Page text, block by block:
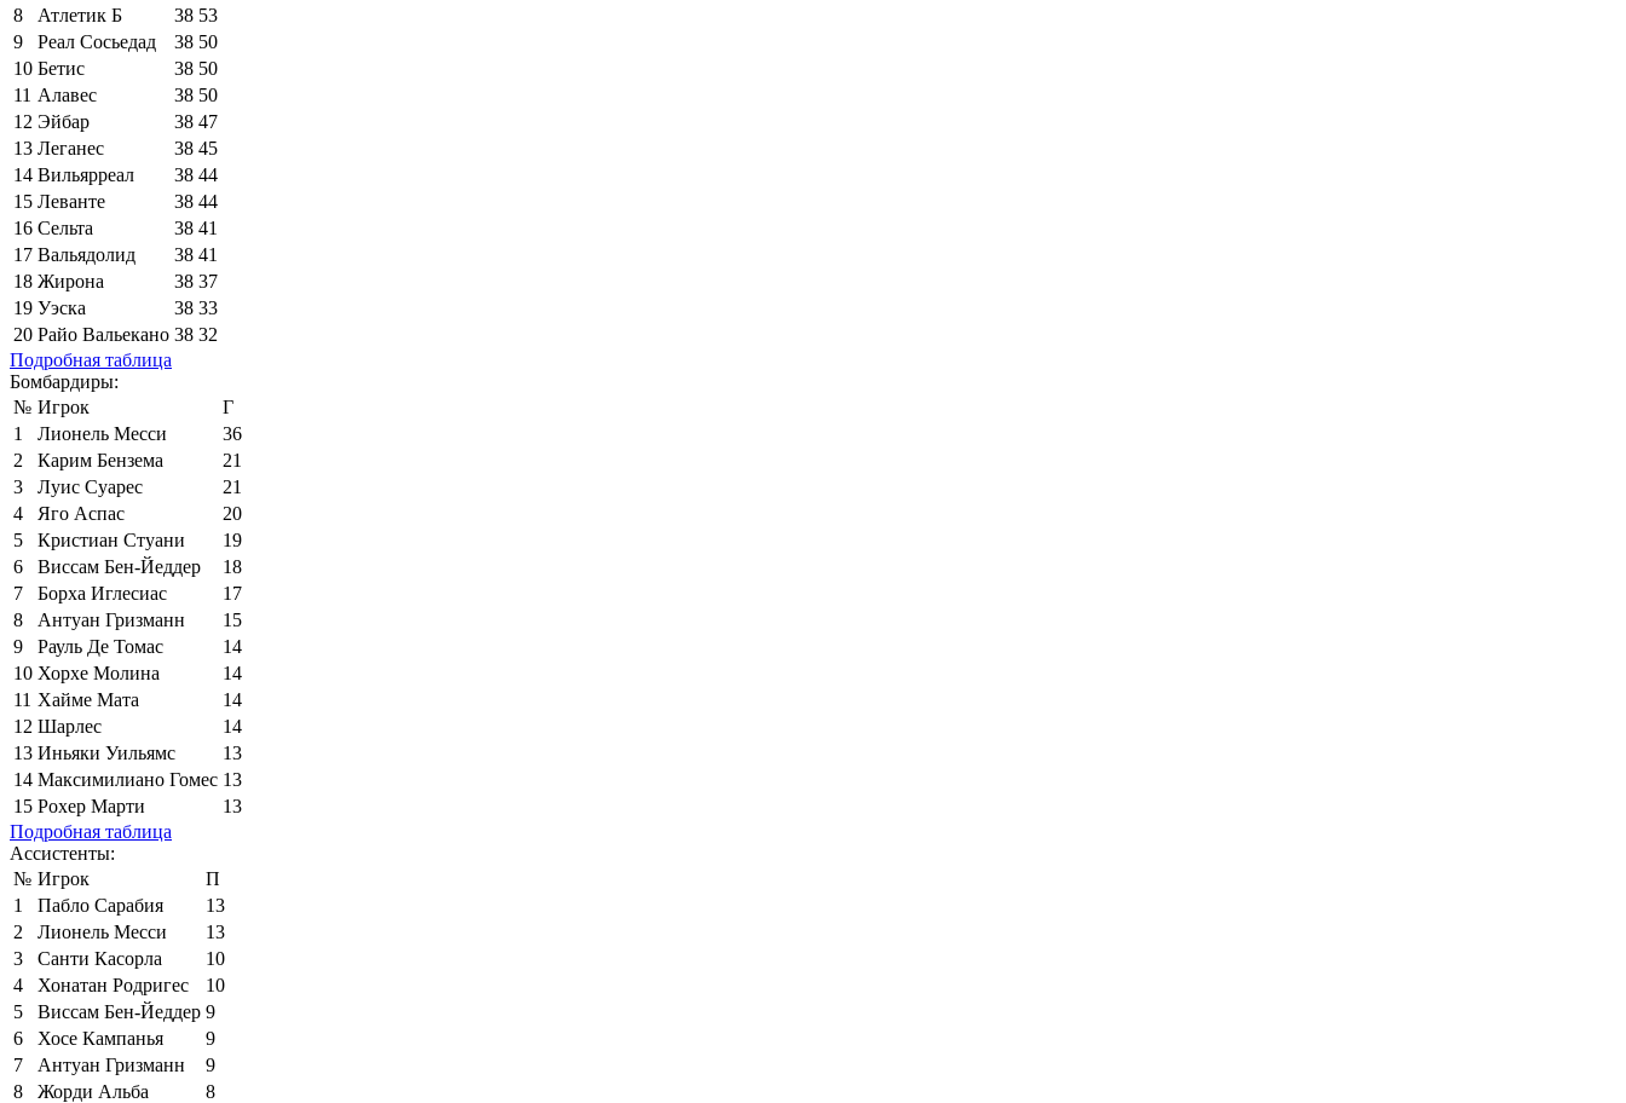
8
Атлетик Б 38 53
9
Реал Сосьедад 38 50
10 Бетис 38 50
11 Алавес 38 50
12 Эйбар 38 47
13 Леганес 38 45
14 Вильярреал 38 44
15 Леванте 38 44
16 Сельта 38 41
17 Вальядолид 38 41
18 Жирона 38 37
19 Уэска 38 33
20 Райо Вальекано 38 32
Подробная таблица
Бомбардиры:
№ Игрок
Г
1
Лионель Месси
36
2
Карим Бензема
21
3
Луис Суарес
21
4
Яго Аспас
20
5
Кристиан Стуани
19
6
Виссам Бен-Йеддер
18
7
Борха Иглесиас
17
8
Антуан Гризманн
15
9
Рауль Де Томас
14
10 Хорхе Молина
14
11 Хайме Мата
14
12 Шарлес
14
13 Иньяки Уильямс
13
14 Максимилиано Гомес 13
15 Рохер Марти
13
Подробная таблица
Ассистенты:
№ Игрок
П
1
Пабло Сарабия
13
2
Лионель Месси
13
3
Санти Касорла
10
4
Хонатан Родригес
10
5
Виссам Бен-Йеддер 9
6
Хосе Кампанья
9
7
Антуан Гризманн
9
8
Жорди Альба
8